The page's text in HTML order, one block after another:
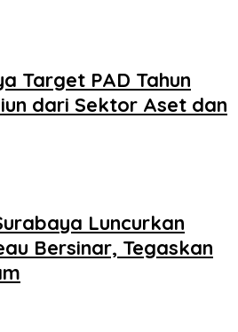
Target PAD Tahun
dari Sektor Aset dan
Luncurkan
Bersinar, Tegaskan